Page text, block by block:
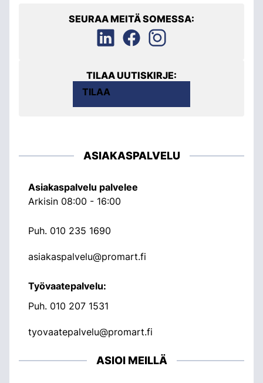
SEURAA MEITÄ SOMESSA:
TILAA UUTISKIRJE:
TILAA
ASIAKASPALVELU
Asiakaspalvelu palvelee
Arkisin 08:00 - 16:00
Puh. 010 235 1690
asiakaspalvelu@promart.fi
Työvaatepalvelu:
Puh. 010 207 1531
tyovaatepalvelu@promart.fi
ASIOI MEILLÄ